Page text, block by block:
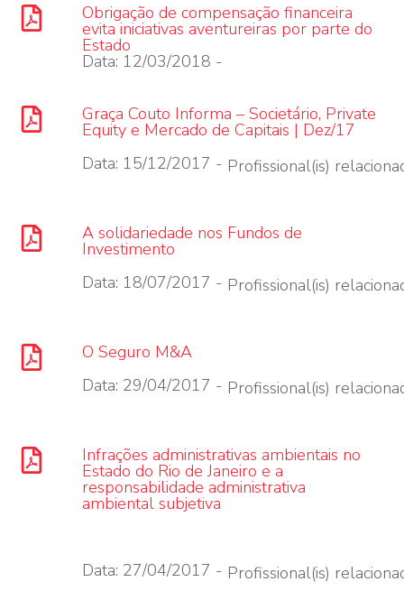
Obrigação de compensação financeira
evita iniciativas aventureiras por parte do
Estado
Data: 12/03/2018 -
Graça Couto Informa – Societário, Private
Equity e Mercado de Capitais | Dez/17
Data: 15/12/2017 - Profissional(is)
A solidariedade nos Fundos de
Investimento
Data: 18/07/2017 - Profissional(is)
O Seguro M&A
Data: 29/04/2017 - Profissional(is)
Infrações administrativas ambientais no
Estado do Rio de Janeiro e a
responsabilidade administrativa
ambiental subjetiva
Data: 27/04/2017 - Profissional(is)